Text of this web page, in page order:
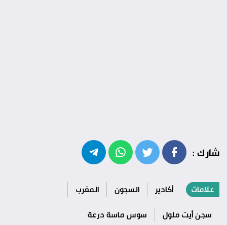
شارك :
علامات أكادير السجون
المغرب
سجن أيت ملول
سوس ماسة درعة